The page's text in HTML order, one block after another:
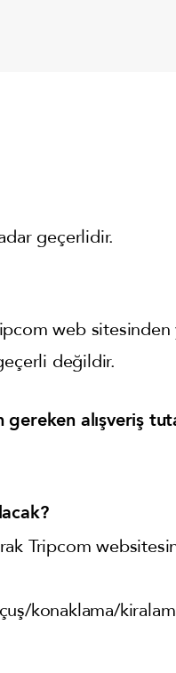
geçerlidir.
web sitesinden
değildir.
alışveriş
Tripcom
konaklama/